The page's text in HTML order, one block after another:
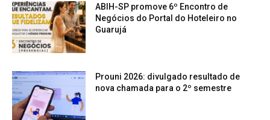
ABIH-SP promove 6º Encontro de
Negócios do Portal do Hoteleiro no
Guarujá
Prouni 2026: divulgado resultado de
nova chamada para o 2º semestre